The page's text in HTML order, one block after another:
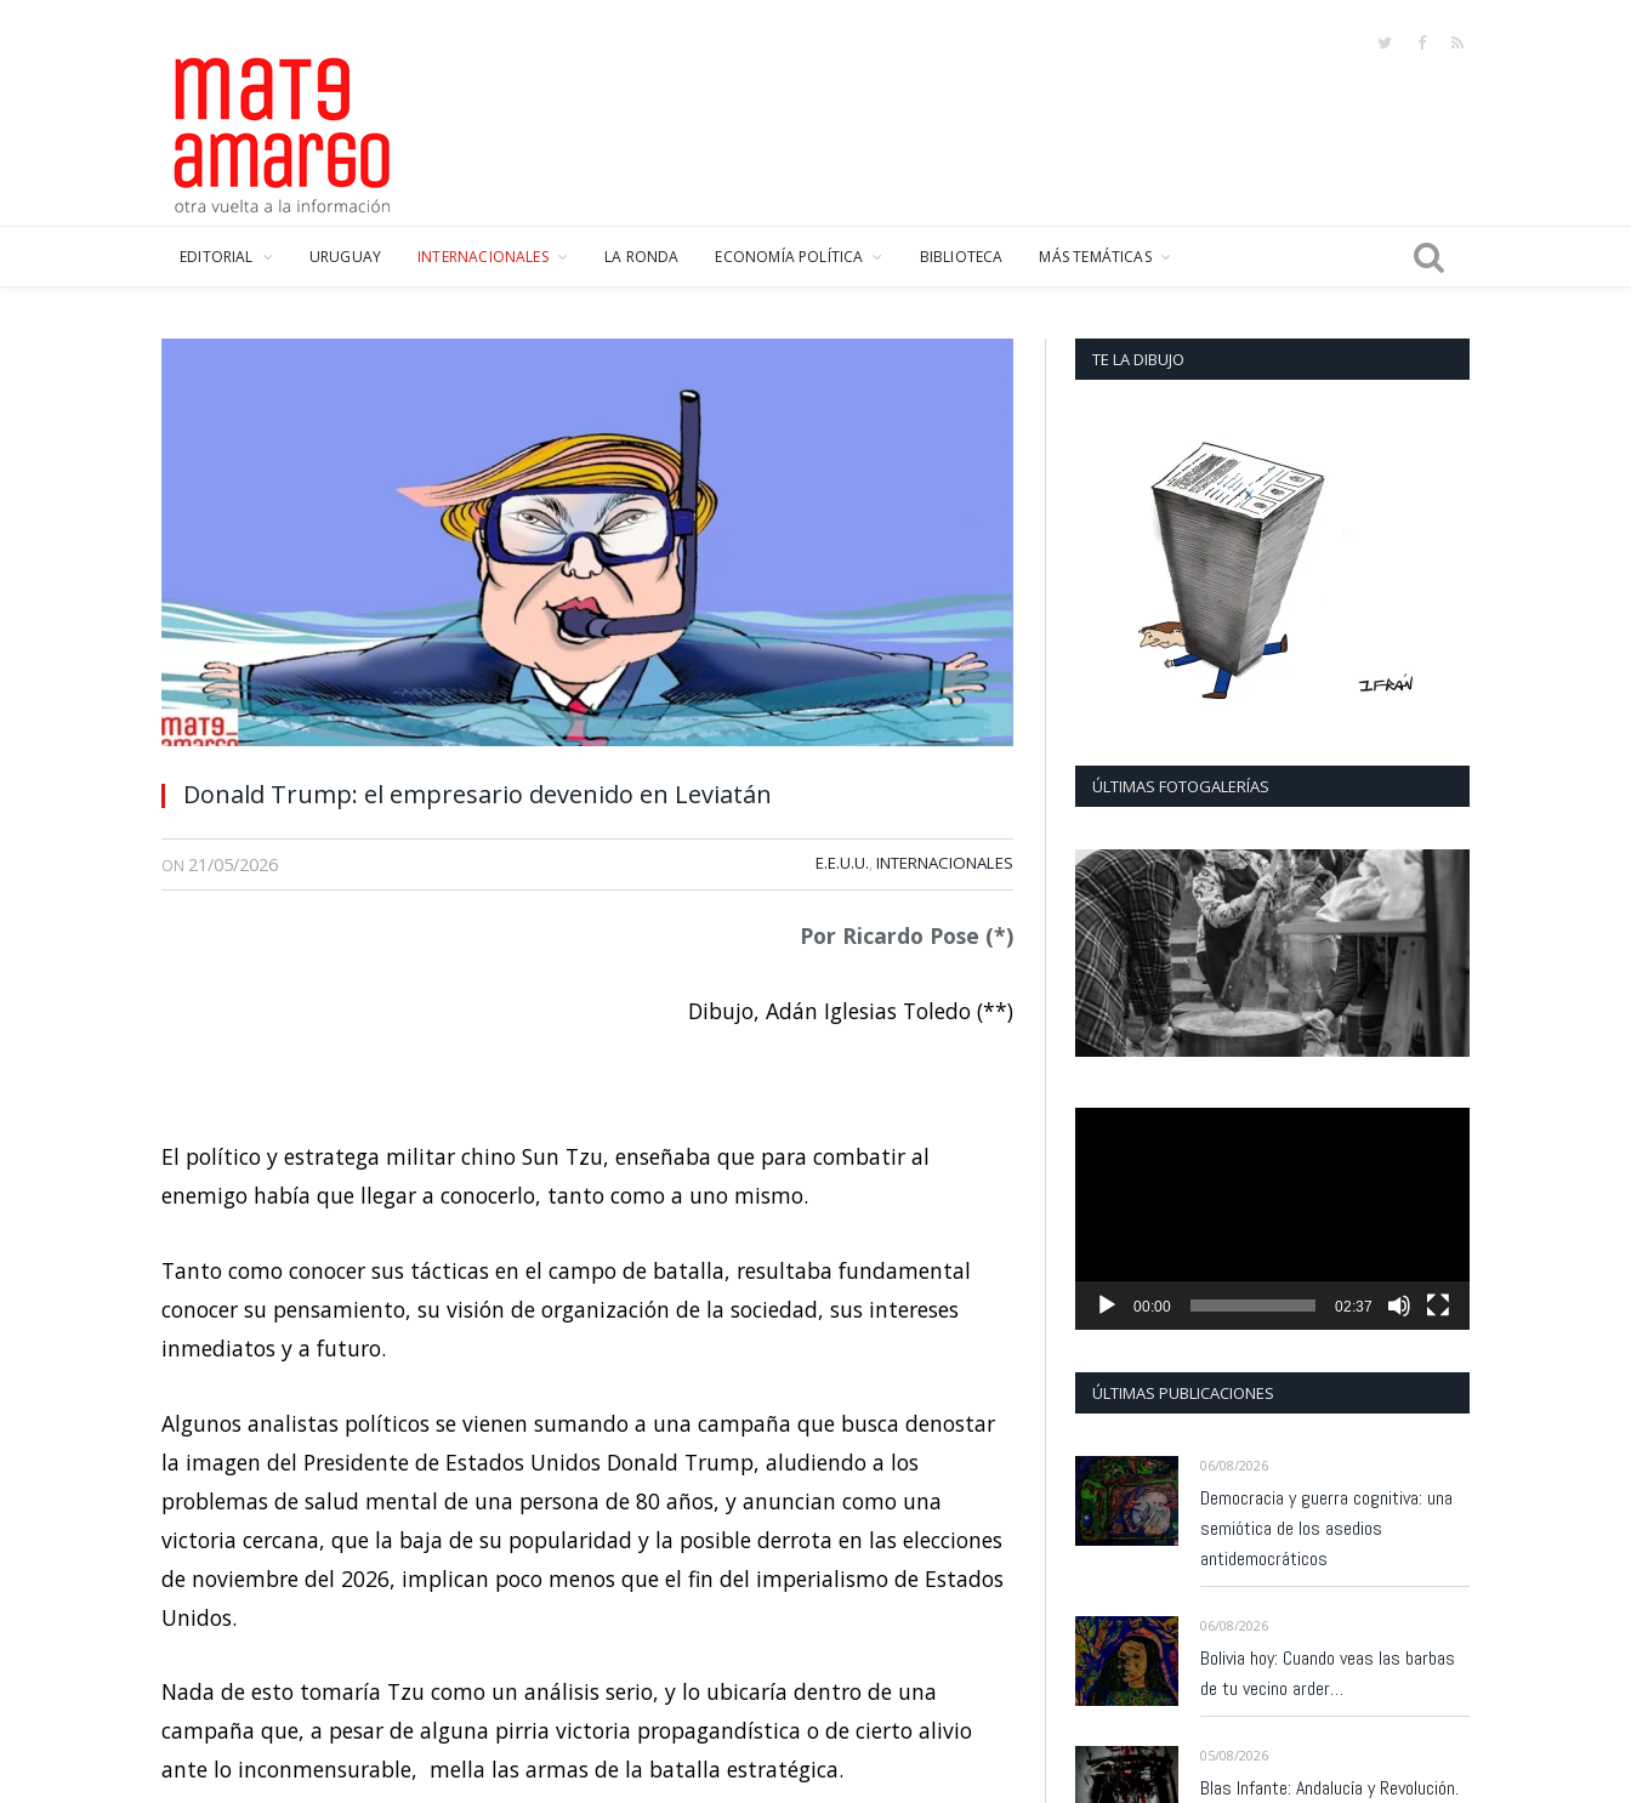
TwitterFacebook
RSS
EDITORIAL URUGUAY INTERNACIONALES LA RONDA ECONOMÍA POLÍTICA BIBLIOTECA MÁS TEMÁTICAS
Donald Trump: el empresario devenido en Leviatán
ON 21/05/2026 E.E.U.U., INTERNACIONALES
Por Ricardo Pose (*)
Dibujo, Adán Iglesias Toledo (**)
El político y estratega militar chino Sun Tzu, enseñaba que para combatir al
enemigo había que llegar a conocerlo, tanto como a uno mismo.
Tanto como conocer sus tácticas en el campo de batalla, resultaba fundamental
conocer su pensamiento, su visión de organización de la sociedad, sus intereses
inmediatos y a futuro.
Algunos analistas políticos se vienen sumando a una campaña que busca denostar
la imagen del Presidente de Estados Unidos Donald Trump, aludiendo a los
problemas de salud mental de una persona de 80 años, y anuncian como una
victoria cercana, que la baja de su popularidad y la posible derrota en las elecciones
de noviembre del 2026, implican poco menos que el fin del imperialismo de Estados
Unidos.
Nada de esto tomaría Tzu como un análisis serio, y lo ubicaría dentro de una
campaña que, a pesar de alguna pirria victoria propagandística o de cierto alivio
ante lo inconmensurable, mella las armas de la batalla estratégica.
TE LA DIBUJO
ÚLTIMAS FOTOGALERÍAS
00:00 02:37
ÚLTIMAS PUBLICACIONES
06/08/2026
Democracia y guerra cognitiva: una
semiótica de los asedios
antidemocráticos
06/08/2026
Bolivia hoy: Cuando veas las barbas
de tu vecino arder…
05/08/2026
Blas Infante: Andalucía y Revolución.